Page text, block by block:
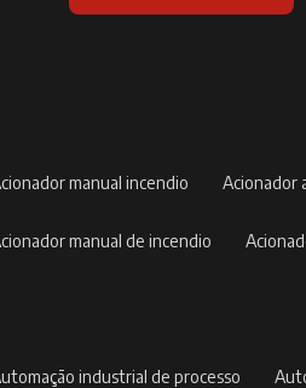
acionador manual incendio
acionador manual de incendio
automação industrial de processo